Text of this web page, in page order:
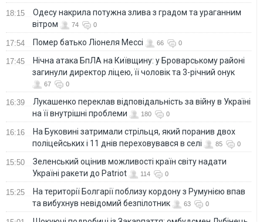
18:15
Одесу накрила потужна злива з градом та ураганним
вітром
74 0
17:54 Помер батько Ліонеля Мессі 66 0
17:45
Нічна атака БпЛА на Київщину: у Броварському районі
загинули директор ліцею, її чоловік та 3-річний онук
67 0
16:39
Лукашенко переклав відповідальність за війну в Україні
на її внутрішні проблеми
180 0
16:16
На Буковині затримали стрільця, який поранив двох
поліцейських і 11 днів переховувався в селі
85 0
15:50
Зеленський оцінив можливості країн світу надати
Україні ракети до Patriot
114 0
15:25
На території Болгарії поблизу кордону з Румунією впав
та вибухнув невідомий безпілотник
63 0